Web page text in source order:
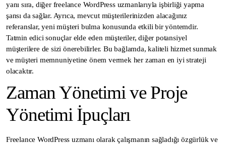
yanı sıra, diğer freelance WordPress uzmanlarıyla işbirliği yapma
şansı da sağlar. Ayrıca, mevcut müşterilerinizden alacağınız
referanslar, yeni müşteri bulma konusunda etkili bir yöntemdir.
Tatmin edici sonuçlar elde eden müşteriler, diğer potansiyel
müşterilere de sizi önerebilirler. Bu bağlamda, kaliteli hizmet sunmak
ve müşteri memnuniyetine önem vermek her zaman en iyi strateji
olacaktır.
Zaman Yönetimi ve Proje
Yönetimi İpuçları
Freelance WordPress uzmanı olarak çalışmanın sağladığı özgürlük ve